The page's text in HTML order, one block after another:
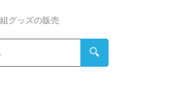
グッズの販売